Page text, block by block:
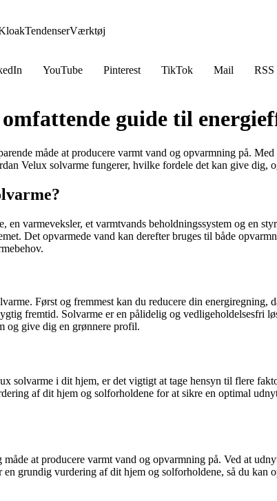
TendenserVærktøj
YouTube Pinterest TikTok Mail
RSS
guide til
måde at producere varmt vand og opvarmning på.
Velux solvarme fungerer, hvilke fordele det kan give dig,
en varmeveksler, et varmtvands beholdningssystem og en
Det opvarmede vand kan derefter bruges til både
Først og fremmest kan du reducere din
fremtid. Solvarme er en pålidelig og vedligeholdelsesfri
og give dig en grønnere profil.
solvarme i dit hjem, er det vigtigt at tage hensyn til flere
af dit hjem og solforholdene for at sikre en optimal
at producere varmt vand og opvarmning på. Ved at
grundig vurdering af dit hjem og solforholdene, så du kan